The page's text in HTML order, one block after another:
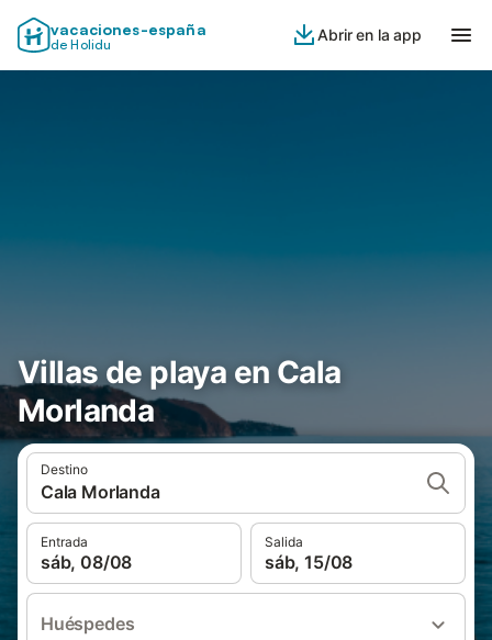
vacaciones-españa
de Holidu
Abrir en la app
Villas de playa en Cala
Morlanda
Destino
Cala Morlanda
Entrada
sáb, 08/08
Salida
sáb, 15/08
Huéspedes